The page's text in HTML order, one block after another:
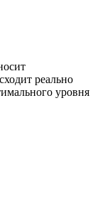
реально
уровня